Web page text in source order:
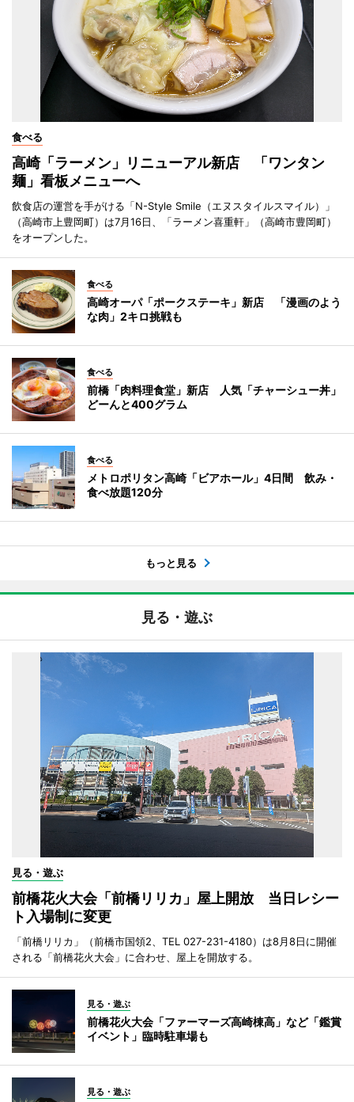
食べる
高崎「ラーメン」リニューアル新店 「ワンタン
麺」看板メニューへ
飲食店の運営を手がける「N-Style Smile（エヌスタイルスマイル）」
（高崎市上豊岡町）は7月16日、「ラーメン喜重軒」（高崎市豊岡町）
をオープンした。
食べる
高崎オーパ「ポークステーキ」新店 「漫画のよう
な肉」2キロ挑戦も
食べる
前橋「肉料理食堂」新店 人気「チャーシュー丼」
どーんと400グラム
食べる
メトロポリタン高崎「ビアホール」4日間 飲み・
食べ放題120分
もっと見る
見る・遊ぶ
見る・遊ぶ
前橋花火大会「前橋リリカ」屋上開放 当日レシー
ト入場制に変更
「前橋リリカ」（前橋市国領2、TEL 027-231-4180）は8月8日に開催
される「前橋花火大会」に合わせ、屋上を開放する。
見る・遊ぶ
前橋花火大会「ファーマーズ高崎棟高」など「鑑賞
イベント」臨時駐車場も
見る・遊ぶ